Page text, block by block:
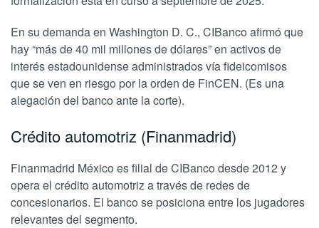
En su demanda en Washington D. C., CIBanco afirmó que
hay “más de 40 mil millones de dólares” en activos de
interés estadounidense administrados vía fideicomisos
que se ven en riesgo por la orden de FinCEN. (Es una
alegación del banco ante la corte).
Crédito automotriz (Finanmadrid)
Finanmadrid México es filial de CIBanco desde 2012 y
opera el crédito automotriz a través de redes de
concesionarios. El banco se posiciona entre los jugadores
relevantes del segmento.